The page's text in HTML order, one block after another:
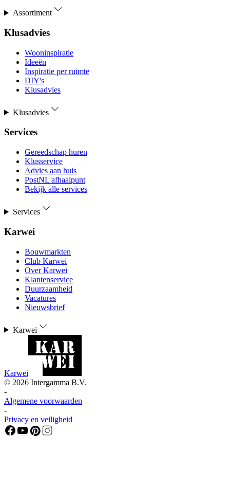
Assortiment
Klusadvies
Wooninspiratie
Ideeën
Inspiratie per ruimte
DIY's
Klusadvies
Klusadvies
Services
Gereedschap huren
Klusservice
Advies aan huis
PostNL afhaalpunt
Bekijk alle services
Services
Karwei
Bouwmarkten
Club Karwei
Over Karwei
Klantenservice
Duurzaamheid
Vacatures
Nieuwsbrief
Karwei
Karwei
© 2026 Intergamma B.V.
-
Algemene voorwaarden
-
Privacy en veiligheid